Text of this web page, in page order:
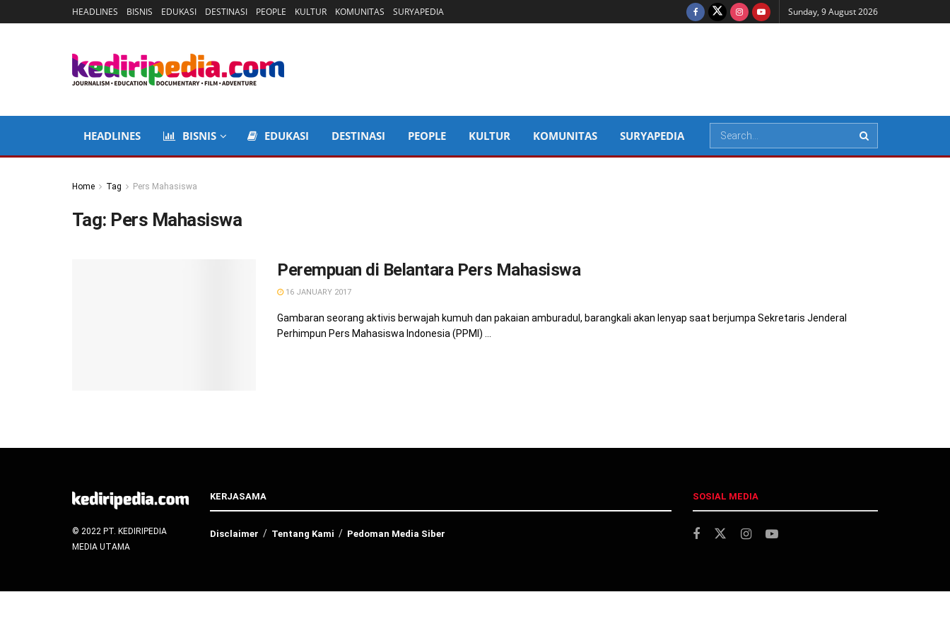
HEADLINES BISNIS EDUKASI DESTINASI PEOPLE KULTUR KOMUNITAS SURYAPEDIA Sunday, 9 August 2026
HEADLINES BISNIS EDUKASI DESTINASI PEOPLE KULTUR KOMUNITAS SURYAPEDIA
Home Tag Pers Mahasiswa
Tag: Pers Mahasiswa
Perempuan di Belantara Pers Mahasiswa
16 JANUARY 2017
Gambaran seorang aktivis berwajah kumuh dan pakaian amburadul, barangkali akan lenyap saat berjumpa Sekretaris Jenderal
Perhimpun Pers Mahasiswa Indonesia (PPMI) ...
© 2022 PT. KEDIRIPEDIA
MEDIA UTAMA
KERJASAMA
Disclaimer Tentang Kami Pedoman Media Siber
SOSIAL MEDIA